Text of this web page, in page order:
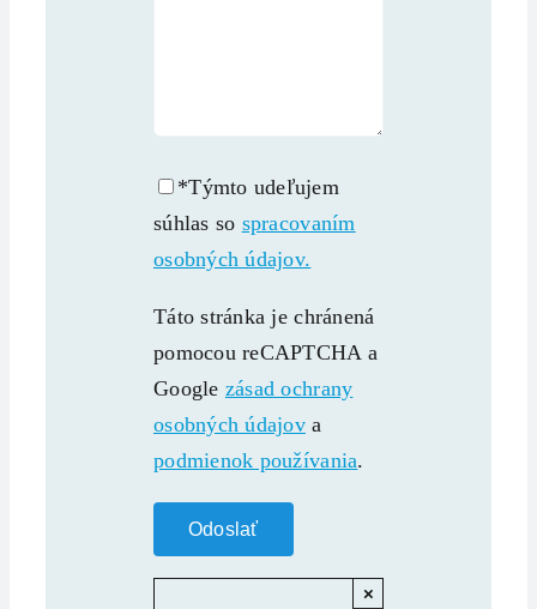
*Týmto udeľujem
súhlas so spracovaním
osobných údajov.
Táto stránka je chránená
pomocou reCAPTCHA a
Google zásad ochrany
osobných údajov a
podmienok používania.
×